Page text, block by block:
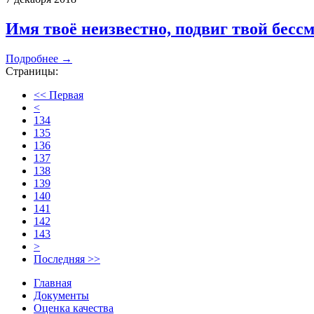
Имя твоё неизвестно, подвиг твой
Подробнее →
Страницы:
<< Первая
<
134
135
136
137
138
139
140
141
142
143
>
Последняя >>
Главная
Документы
Оценка качества